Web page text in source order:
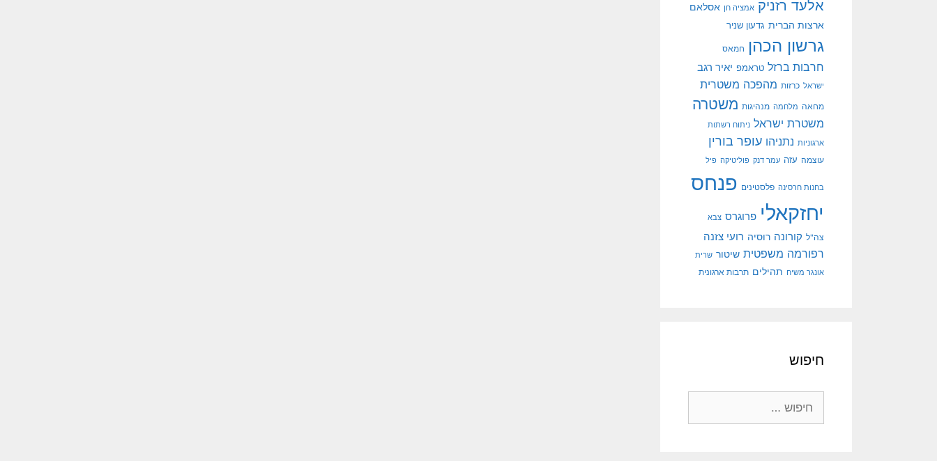
אלעד רזניק אמציה חן אסלאם
ארצות הברית גדעון שניר
גרשון הכהן חמאס
חרבות ברזל טראמפ יאיר רגב
ישראל כרזות מהפכה משטרית
מחאה מלחמה מנהיגות משטרה
משטרת ישראל ניתוח רשתות
ארגוניות נתניהו עופר בורין
עוצמה עזה עמר דנק פוליטיקה פיל
בחנות חרסינה פלסטינים פנחס
יחזקאלי פרוגרס צבא
צה"ל קורונה רוסיה רועי צזנה
רפורמה משפטית שיטור שרית
אונגר משיח תהילים תרבות ארגונית
חיפוש